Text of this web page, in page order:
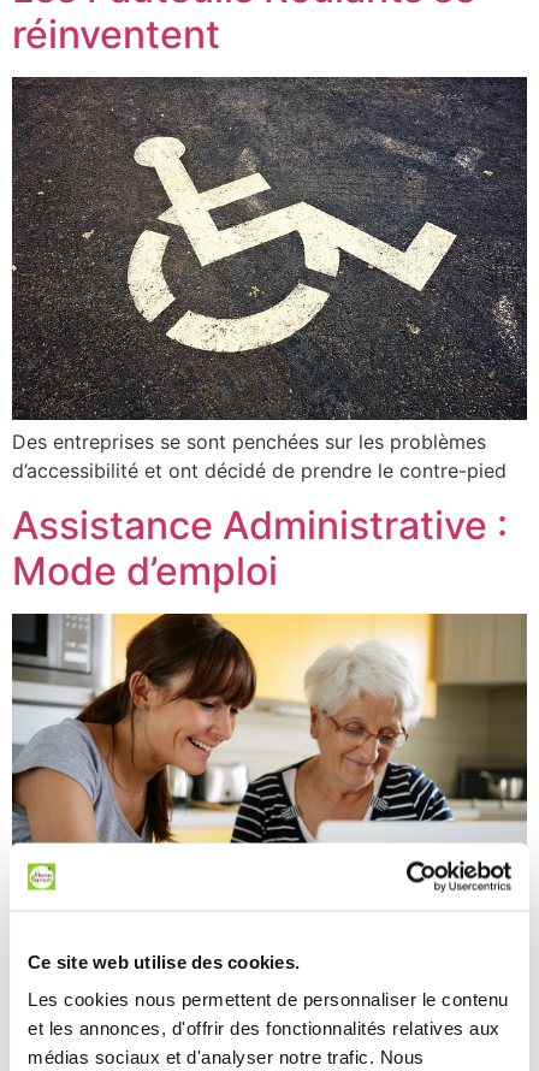
Ce site web utilise des cookies.
Les cookies nous permettent de personnaliser le contenu
et les annonces, d'offrir des fonctionnalités relatives aux
médias sociaux et d'analyser notre trafic. Nous
réinventent
Des entreprises se sont penchées sur les problèmes
d’accessibilité et ont décidé de prendre le contre-pied
Assistance Administrative :
Mode d’emploi
de vos démarches. Il ne s’agit pas de les faire à votre
place…